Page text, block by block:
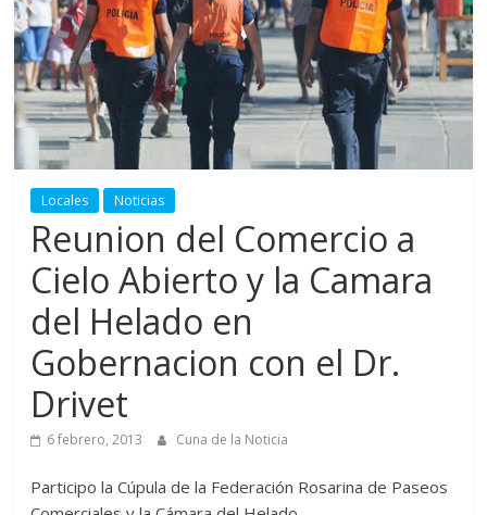
Locales Noticias
Reunion del Comercio a
Cielo Abierto y la Camara
del Helado en
Gobernacion con el Dr.
Drivet
6 febrero, 2013 Cuna de la Noticia
Participo la Cúpula de la Federación Rosarina de Paseos